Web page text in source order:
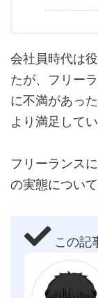
会社員時代は
たが、フリー
に不満があっ
より満足してい
フリーランス
の実態につい
この記